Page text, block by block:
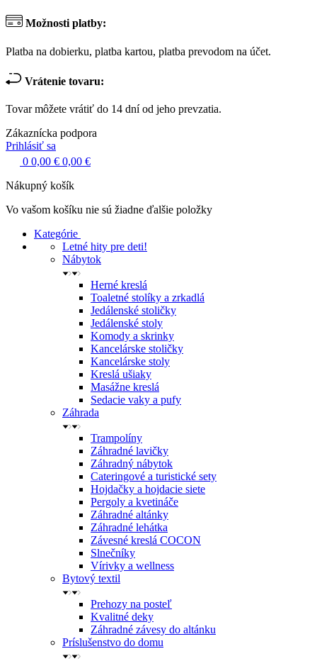
Možnosti platby:
Platba na dobierku, platba kartou, platba prevodom na účet.
Vrátenie tovaru:
Tovar môžete vrátiť do 14 dní od jeho prevzatia.
Zákaznícka podpora
Prihlásiť sa
0 0,00 € 0,00 €
Nákupný košík
Vo vašom košíku nie sú žiadne ďalšie položky
Kategórie
Letné hity pre deti!
Nábytok
Herné kreslá
Toaletné stolíky a zrkadlá
Jedálenské stoličky
Jedálenské stoly
Komody a skrinky
Kancelárske stoličky
Kancelárske stoly
Kreslá ušiaky
Masážne kreslá
Sedacie vaky a pufy
Záhrada
Trampolíny
Záhradné lavičky
Záhradný nábytok
Cateringové a turistické sety
Hojdačky a hojdacie siete
Pergoly a kvetináče
Záhradné altánky
Záhradné lehátka
Závesné kreslá COCON
Slnečníky
Vírivky a wellness
Bytový textil
Prehozy na posteľ
Kvalitné deky
Záhradné závesy do altánku
Príslušenstvo do domu